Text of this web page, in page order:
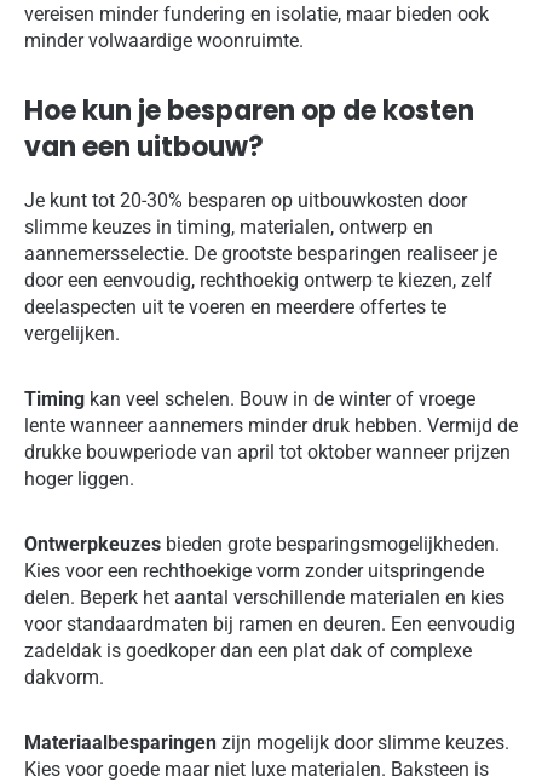
vereisen minder fundering en isolatie, maar bieden ook
minder volwaardige woonruimte.
Hoe kun je besparen op de kosten
van een uitbouw?
Je kunt tot 20-30% besparen op uitbouwkosten door
slimme keuzes in timing, materialen, ontwerp en
aannemersselectie. De grootste besparingen realiseer je
door een eenvoudig, rechthoekig ontwerp te kiezen, zelf
deelaspecten uit te voeren en meerdere offertes te
vergelijken.
Timing kan veel schelen. Bouw in de winter of vroege
lente wanneer aannemers minder druk hebben. Vermijd de
drukke bouwperiode van april tot oktober wanneer prijzen
hoger liggen.
Ontwerpkeuzes bieden grote besparingsmogelijkheden.
Kies voor een rechthoekige vorm zonder uitspringende
delen. Beperk het aantal verschillende materialen en kies
voor standaardmaten bij ramen en deuren. Een eenvoudig
zadeldak is goedkoper dan een plat dak of complexe
dakvorm.
Materiaalbesparingen zijn mogelijk door slimme keuzes.
Kies voor goede maar niet luxe materialen. Baksteen is